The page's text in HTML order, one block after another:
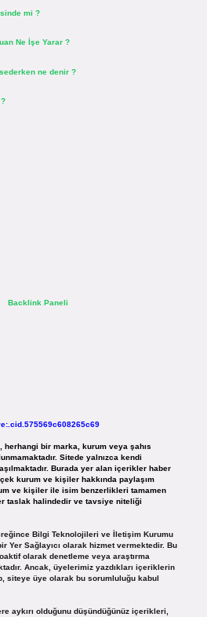
mi ?
Ne İşe Yarar ?
ne denir ?
herhangi bir marka, kurum veya şahıs
Sitede yalnızca kendi
Burada yer alan içerikler haber
kurum ve kişiler hakkında paylaşım
ve kişiler ile isim benzerlikleri tamamen
taslak halindedir ve tavsiye niteliği
Bilgi Teknolojileri ve İletişim Kurumu
Yer Sağlayıcı olarak hizmet vermektedir. Bu
olarak denetleme veya araştırma
Ancak, üyelerimiz yazdıkları içeriklerin
siteye üye olarak bu sorumluluğu kabul
aykırı olduğunu düşündüğünüz içerikleri,